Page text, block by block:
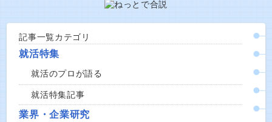
記事一覧カテゴリ
就活特集
就活のプロが語る
就活特集記事
業界・企業研究